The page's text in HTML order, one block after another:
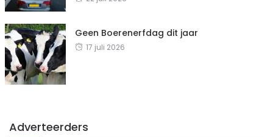
Geen Boerenerfdag dit jaar
17 juli 2026
Adverteerders